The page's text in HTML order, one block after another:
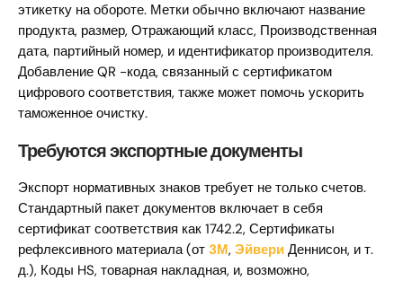
этикетку на обороте. Метки обычно включают название
продукта, размер, Отражающий класс, Производственная
дата, партийный номер, и идентификатор производителя.
Добавление QR -кода, связанный с сертификатом
цифрового соответствия, также может помочь ускорить
таможенное очистку.
Требуются экспортные документы
Экспорт нормативных знаков требует не только счетов.
Стандартный пакет документов включает в себя
сертификат соответствия как 1742.2, Сертификаты
рефлексивного материала (от 3М, Эйвери Деннисон, и т.
д.), Коды HS, товарная накладная, и, возможно,